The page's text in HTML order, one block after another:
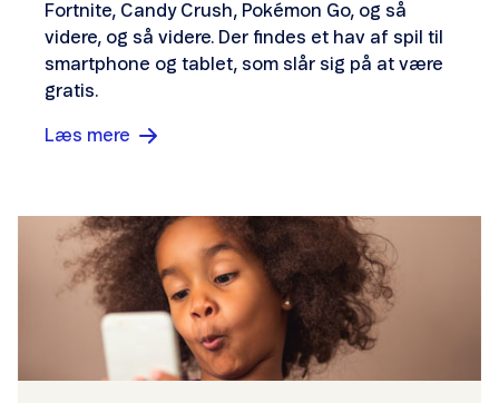
Fortnite, Candy Crush, Pokémon Go, og så
videre, og så videre. Der findes et hav af spil til
smartphone og tablet, som slår sig på at være
gratis.
Læs mere